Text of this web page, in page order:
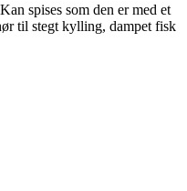
spises som den er med et
til stegt kylling, dampet fisk